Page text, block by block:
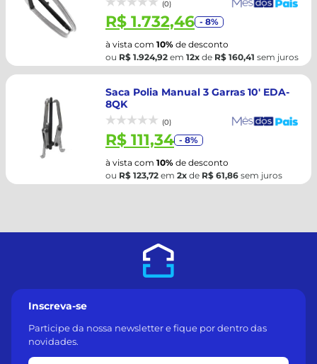
(0)
R$ 1.732,46 - 8%
à vista com 10% de desconto
ou R$ 1.924,92 em 12x de R$ 160,41 sem juros
Saca Polia Manual 3 Garras 10' EDA-
8QK
(0)
R$ 111,34 - 8%
à vista com 10% de desconto
ou R$ 123,72 em 2x de R$ 61,86 sem juros
Inscreva-se
Participe da nossa newsletter e fique por dentro das
novidades.